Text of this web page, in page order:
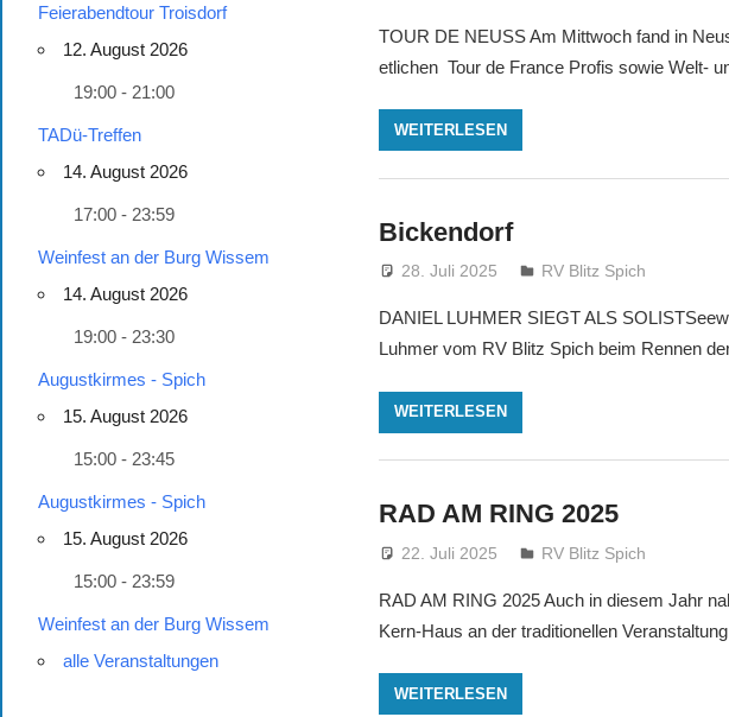
TOUR DE NEUSS Am Mittwoch fand in
etlichen Tour de France Profis sowie Welt-
WEITERLESEN
Bickendorf
28. Juli 2025 treffpunkt
RV Blitz Spich
DANIEL LUHMER SIEGT ALS
Luhmer vom RV Blitz Spich beim Rennen
WEITERLESEN
RAD AM RING 2025
22. Juli 2025 treffpunkt
RV Blitz Spich
RAD AM RING 2025 Auch in diesem Jahr
Kern-Haus an der traditionellen
WEITERLESEN
Feierabendtour Troisdorf
12. August 2026
19:00 - 21:00
TADü-Treffen
14. August 2026
17:00 - 23:59
Weinfest an der Burg Wissem
14. August 2026
19:00 - 23:30
Augustkirmes - Spich
15. August 2026
15:00 - 23:45
Augustkirmes - Spich
15. August 2026
15:00 - 23:59
Weinfest an der Burg Wissem
alle Veranstaltungen